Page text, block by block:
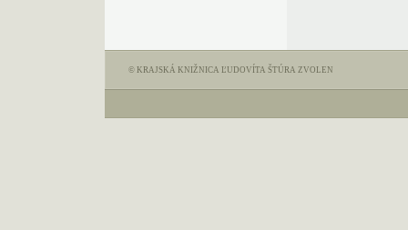
© KRAJSKÁ KNIŽNICA ĽUDOVÍTA ŠTÚRA ZVOLEN